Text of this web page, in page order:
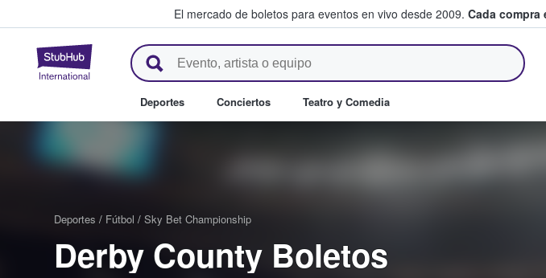
El mercado de boletos para eventos en vivo desde 2009. Cada compra
StubHub: donde los fans compran y venden boletos
Deportes Conciertos Teatro y Comedia
Deportes / Fútbol / Sky Bet Championship
Derby County Boletos